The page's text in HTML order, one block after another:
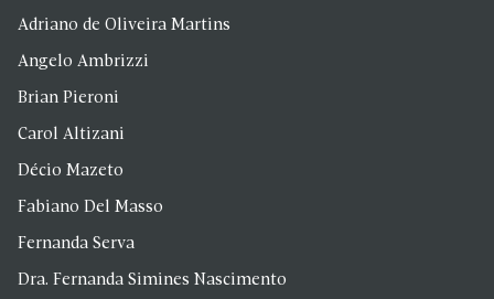
Adriano de Oliveira Martins
Angelo Ambrizzi
Brian Pieroni
Carol Altizani
Décio Mazeto
Fabiano Del Masso
Fernanda Serva
Dra. Fernanda Simines Nascimento